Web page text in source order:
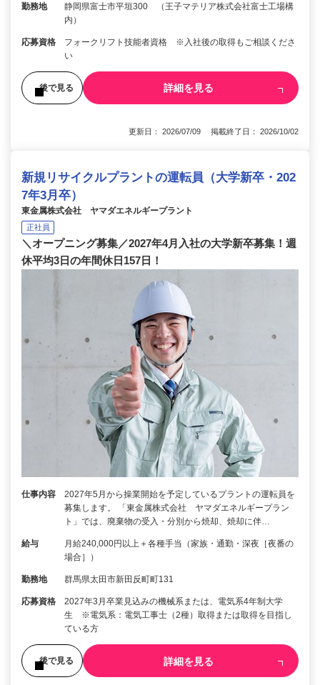
勤務地
静岡県富士市平垣300 （王子マテリア株式会社富士工場構
内）
応募資格
フォークリフト技能者資格 ※入社後の取得もご相談くださ
い
後で見る 詳細を見る
更新日： 2026/07/09 掲載終了日： 2026/10/02
新規リサイクルプラントの運転員（大学新卒・202
7年3月卒）
東金属株式会社 ヤマダエネルギープラント
正社員
＼オープニング募集／2027年4月入社の大学新卒募集！週
休平均3日の年間休日157日！
仕事内容
2027年5月から操業開始を予定しているプラントの運転員を
募集します。 「東金属株式会社 ヤマダエネルギープラン
ト」では、廃棄物の受入・分別から焼却、焼却に伴…
給与
月給240,000円以上＋各種手当（家族・通勤・深夜［夜番の
場合］）
勤務地 群馬県太田市新田反町町131
応募資格
2027年3月卒業見込みの機械系または、電気系4年制大学
生 ※電気系：電気工事士（2種）取得または取得を目指し
ている方
後で見る 詳細を見る